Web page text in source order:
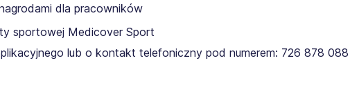
dla pracowników
sportowej Medicover Sport
lub o kontakt telefoniczny pod numerem: 726 878 088